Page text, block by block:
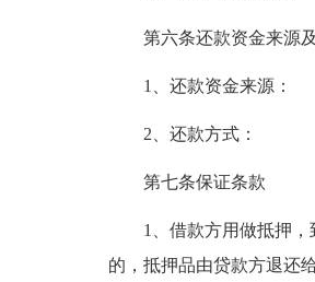
第六条还款资金来源
1、还款资金来源：
2、还款方式：
第七条保证条款
1、借款方用做抵押
的，抵押品由贷款方退还